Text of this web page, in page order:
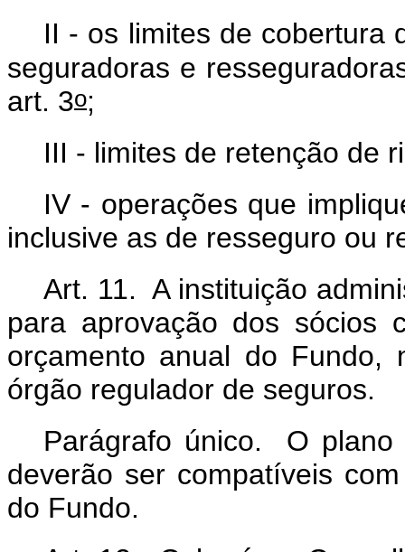
II - os limites de cobertura
seguradoras e
art. 3o;
III - limites de retenção de
IV - operações que
inclusive as de resseguro ou
Art. 11. A instituição
para aprovação dos sócios
orçamento anual do Fundo,
órgão regulador de seguros.
Parágrafo único. O plano
deverão ser compatíveis
do Fundo.